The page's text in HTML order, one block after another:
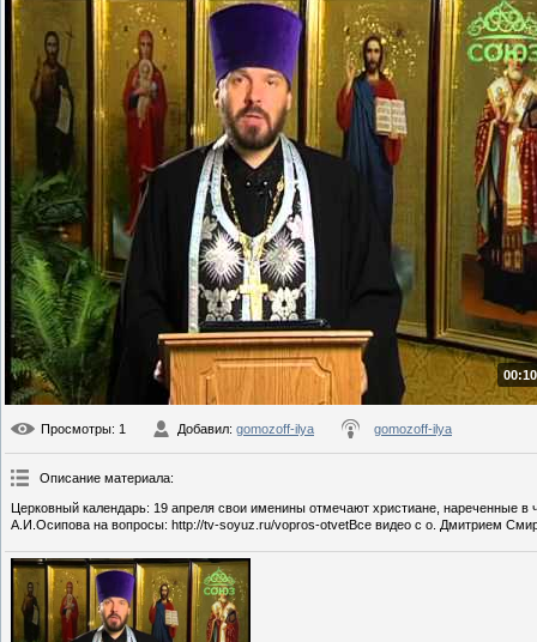
Просмотры: 1 Добавил: gomozoff-ilya gomozoff-ilya
Описание материала:
Церковный календарь: 19 апреля свои именины отмечают христиане,
А.И.Осипова на вопросы: http://tv-soyuz.ru/vopros-otvetВсе видео с о. Дмитрием